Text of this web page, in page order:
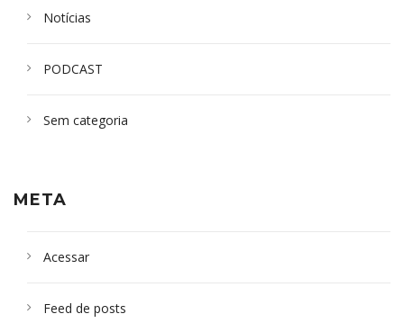
Notícias
PODCAST
Sem categoria
META
Acessar
Feed de posts